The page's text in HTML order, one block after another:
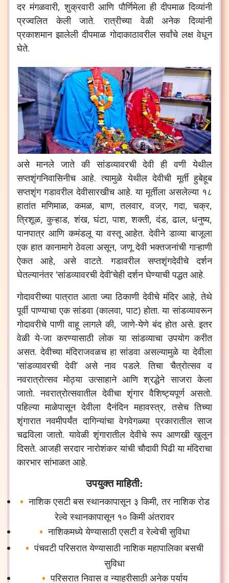
दर मंगळवारी, शुक्रवारी आणि पौर्णिमेला ही दीपमाळ दिव्यांनी
प्रज्वलित केली जाते. रात्रीच्या वेळी अनेक दिव्यांनी
प्रकाशमान झालेली दीपमाळ गोदाकाठावरील सर्वांचे लक्ष वेधून
घेते.
असे मानले जाते की सांडव्यावरची देवी ही वणी येथील
सप्तशृंगनिवासिनीच आहे. त्यामुळे येथील देवीची मूर्ती हुबेहूब
सप्तशृंग गडावरील देवीसारखीच आहे. या मूर्तीला असलेल्या १८
हातांत मणिमाळ, कमळ, बाण, तलवार, वज्र, गदा, चक्र,
त्रिशूळ, कुऱ्हाड, शंख, घंटा, पाश, शक्ती, दंड, ढाल, धनुष्य,
पानपात्र आणि कमंडलू या वस्तू आहेत. देवीने डाव्या बाजूला
एक हात कानामागे ठेवला असून, जणू देवी भक्तजनांची गाऱ्हाणी
ऐकत आहे, असे वाटते. गडावरील सप्तशृंगदेवीचे दर्शन
घेतल्यानंतर ‘सांडव्यावरची देवी’चेही दर्शन घेण्याची पद्धत आहे.
गोदावरीच्या पात्रात आता ज्या ठिकाणी देवीचे मंदिर आहे, तेथे
पूर्वी पाण्याचा एक सांडवा (कालवा, पाट) होता. या सांडव्यावरून
गोदावरीचे पाणी वाहू लागले की, जाणे-येणे बंद होत असे. इतर
वेळी ये-जा करण्यासाठी लोक या सांडव्याचा उपयोग करीत
असत. देवीच्या मंदिराजवळच हा सांडवा असल्यामुळे या देवीला
‘सांडव्यावरची देवी’ असे नाव पडले. तिचा चैत्रोत्सव व
नवरात्रोत्सव मोठ्या उत्साहाने आणि श्रद्धेने साजरा केला
जातो. नवरात्रोत्सवातील देवीचा शृंगार वैशिष्ट्यपूर्ण असतो.
पहिल्‍या माळेपासून देवीला दैनंदिन महावस्त्र, तसेच तिच्या
शृंगारात नवमीपर्यंत दागिन्यांचा वेगवेगळ्या प्रकारातील साज
चढविला जातो. यावेळी शृंगारातील देवीचे रूप आणखी खुलून
दिसते. आजही सरदार नारोशंकर यांची चौदावी पिढी या मंदिराचा
कारभार सांभाळत आहे.
उपयुक्त माहिती:
नाशिक एसटी बस स्थानकापासून ३ किमी, तर नाशिक रोड
रेल्वे स्थानकापासून १० किमी अंतरावर
नाशिकमध्ये येण्यासाठी एसटी व रेल्वेची सुविधा
पंचवटी परिसरात येण्यासाठी नाशिक महापालिका बसची
सुविधा
परिसरात निवास व न्याहरीसाठी अनेक पर्याय